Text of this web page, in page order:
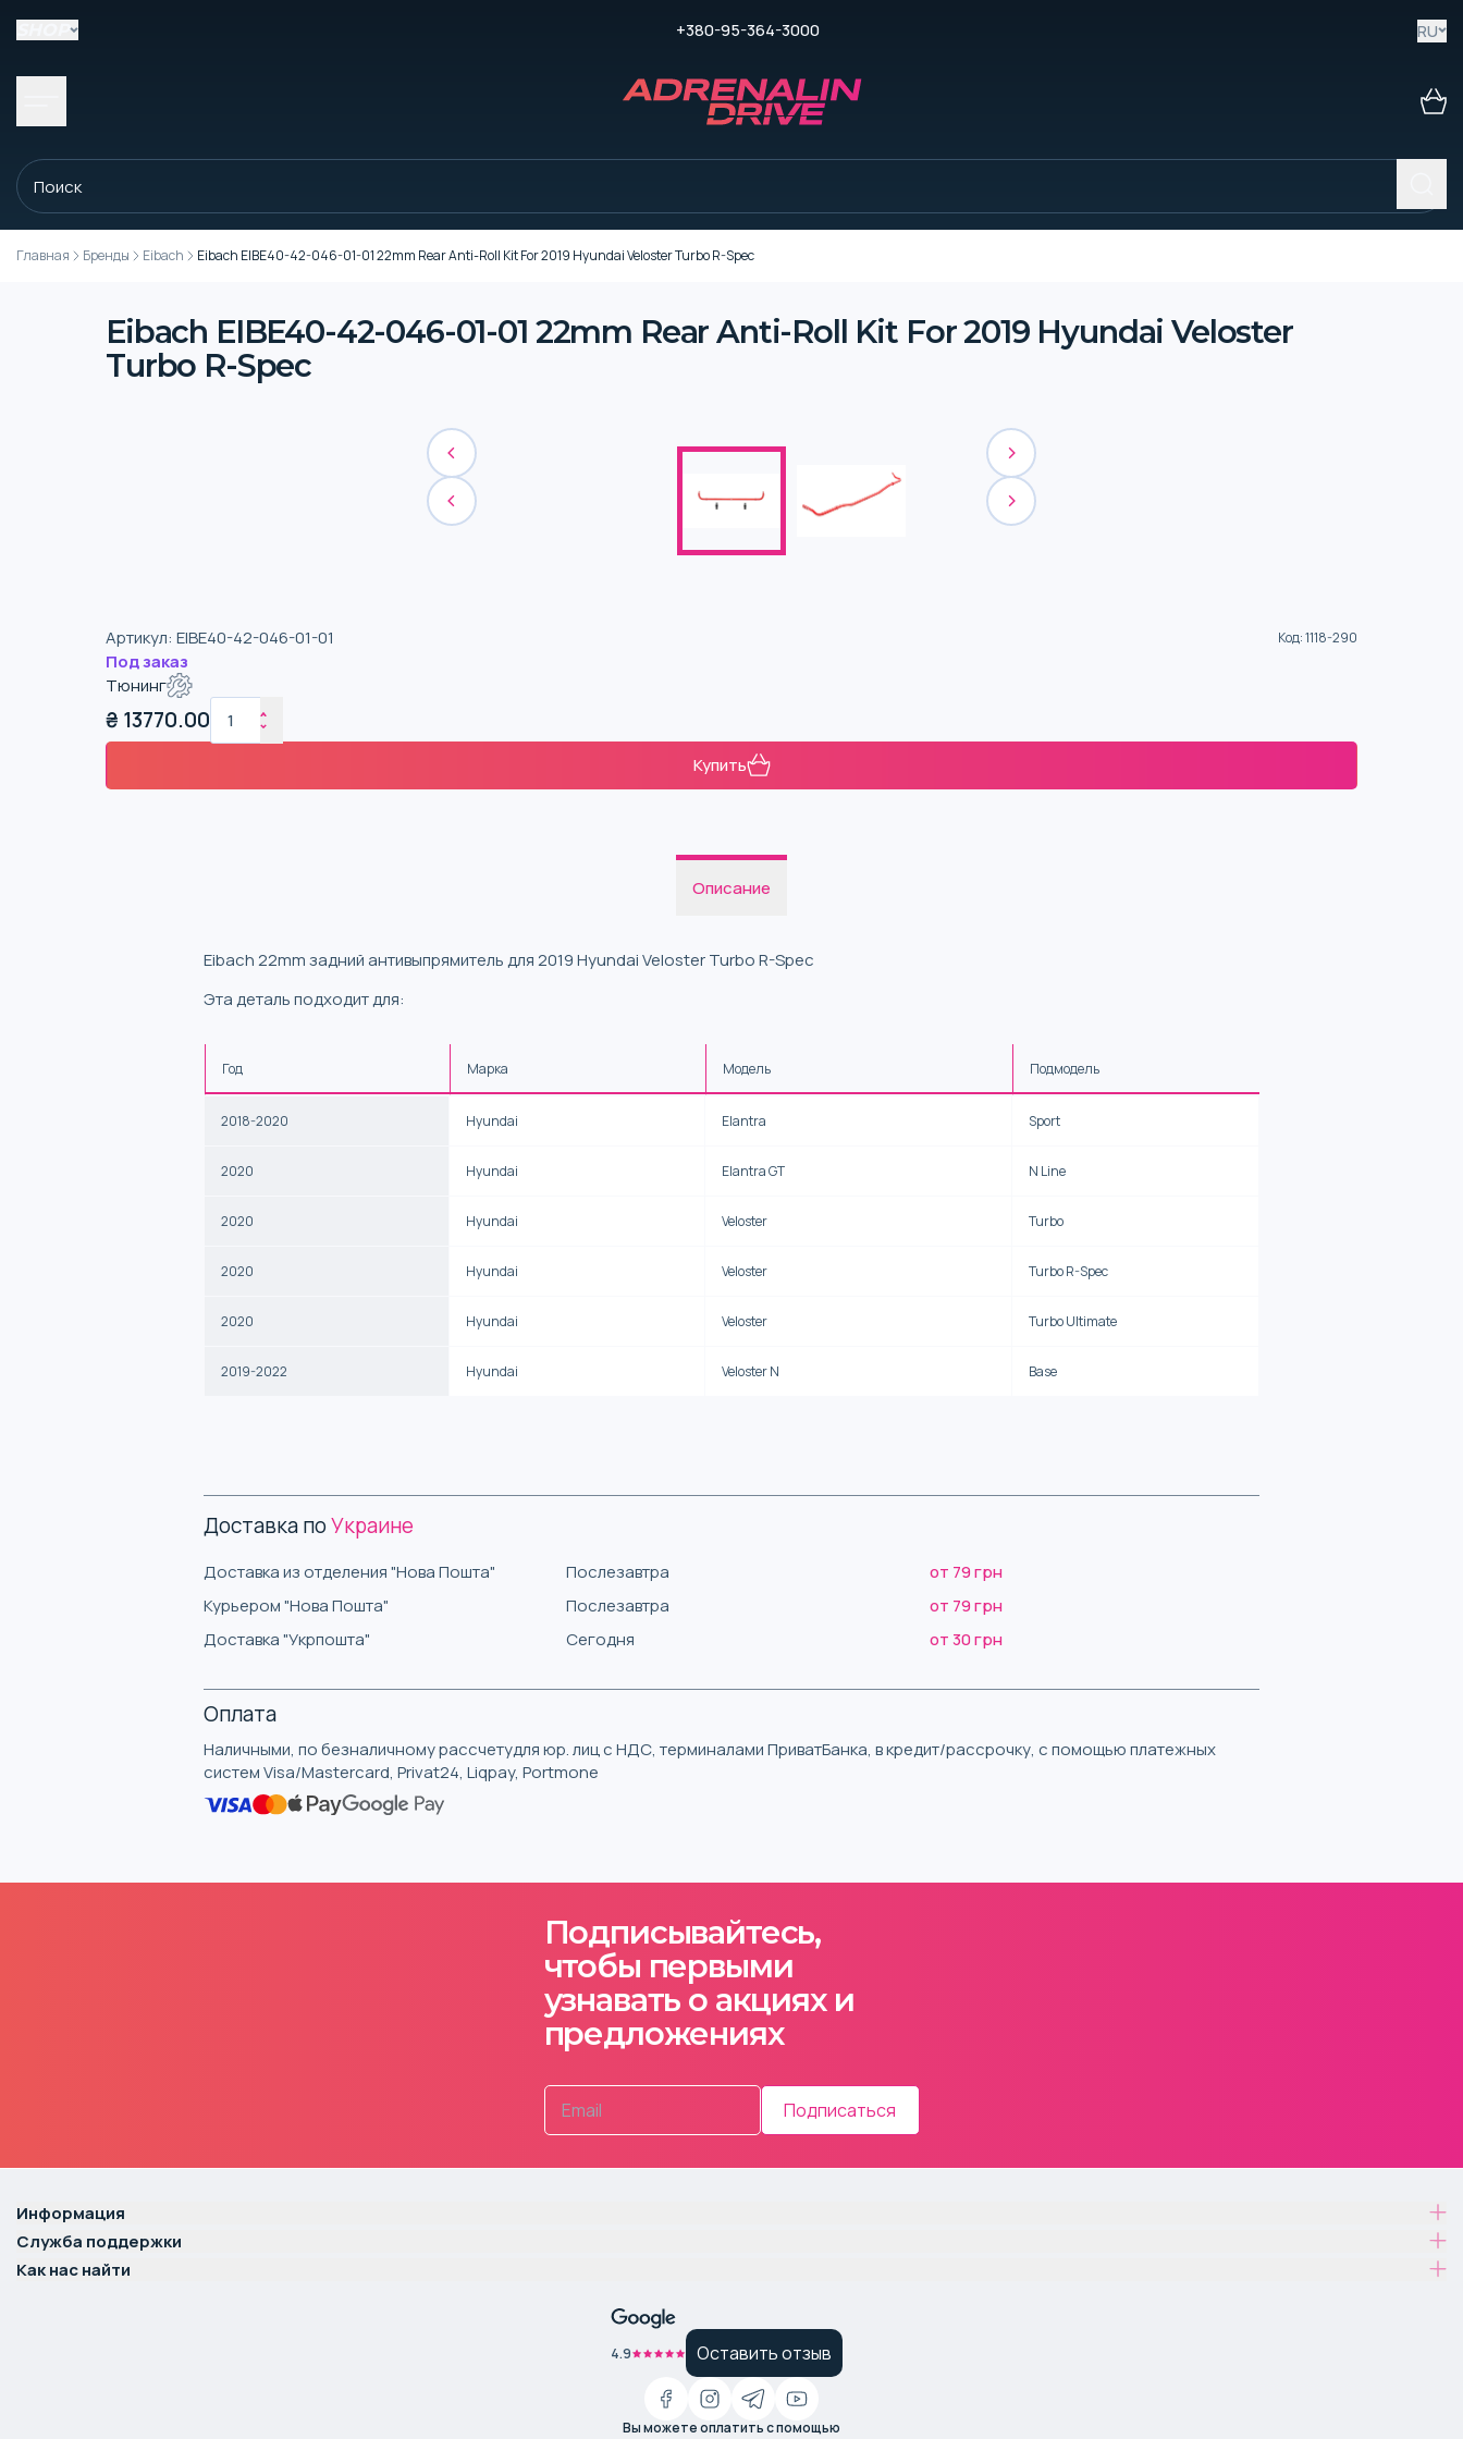
+380-95-364-3000 RU
Главная Бренды Eibach Eibach EIBE40-42-046-01-01 22mm Rear Anti-Roll Kit For 2019 Hyundai Veloster Turbo R-Spec
Eibach EIBE40-42-046-01-01 22mm Rear Anti-Roll Kit For 2019 Hyundai Veloster
Turbo R-Spec
Артикул: EIBE40-42-046-01-01 Код:1118-290
Под заказ
Тюнинг
₴ 13770.00
Купить
Описание
Eibach 22mm задний антивыпрямитель для 2019 Hyundai Veloster Turbo R-Spec
Эта деталь подходит для:
Год Марка Модель Подмодель
2018-2020 Hyundai Elantra Sport
2020 Hyundai Elantra GT N Line
2020 Hyundai Veloster Turbo
2020 Hyundai Veloster Turbo R-Spec
2020 Hyundai Veloster Turbo Ultimate
2019-2022 Hyundai Veloster N Base
Доставка поУкраине
Доставка из отделения "Нова Пошта" Послезавтра
от 79 грн
Курьером "Нова Пошта"
Послезавтра
от 79 грн
Доставка "Укрпошта"
Сегодня от 30 грн
Оплата
Наличными, по безналичному рассчетудля юр. лиц с НДС, терминалами ПриватБанка, в кредит/рассрочку, с помощью платежных
систем Visa/Mastercard, Privat24, Liqpay, Portmone
Подписывайтесь,
чтобы первыми
узнавать о акциях и
предложениях
Подписаться
Информация
Служба поддержки
Как нас найти
4.9 Оставить отзыв
Вы можете оплатить с помощью